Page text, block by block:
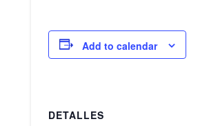
Add to calendar
DETALLES